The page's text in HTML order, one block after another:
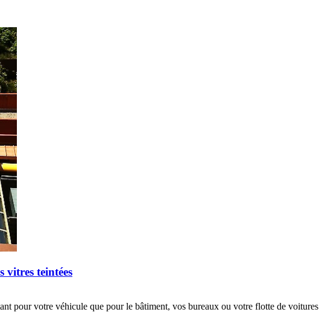
teintées
pour votre véhicule que pour le bâtiment, vos bureaux ou votre flotte de voitures